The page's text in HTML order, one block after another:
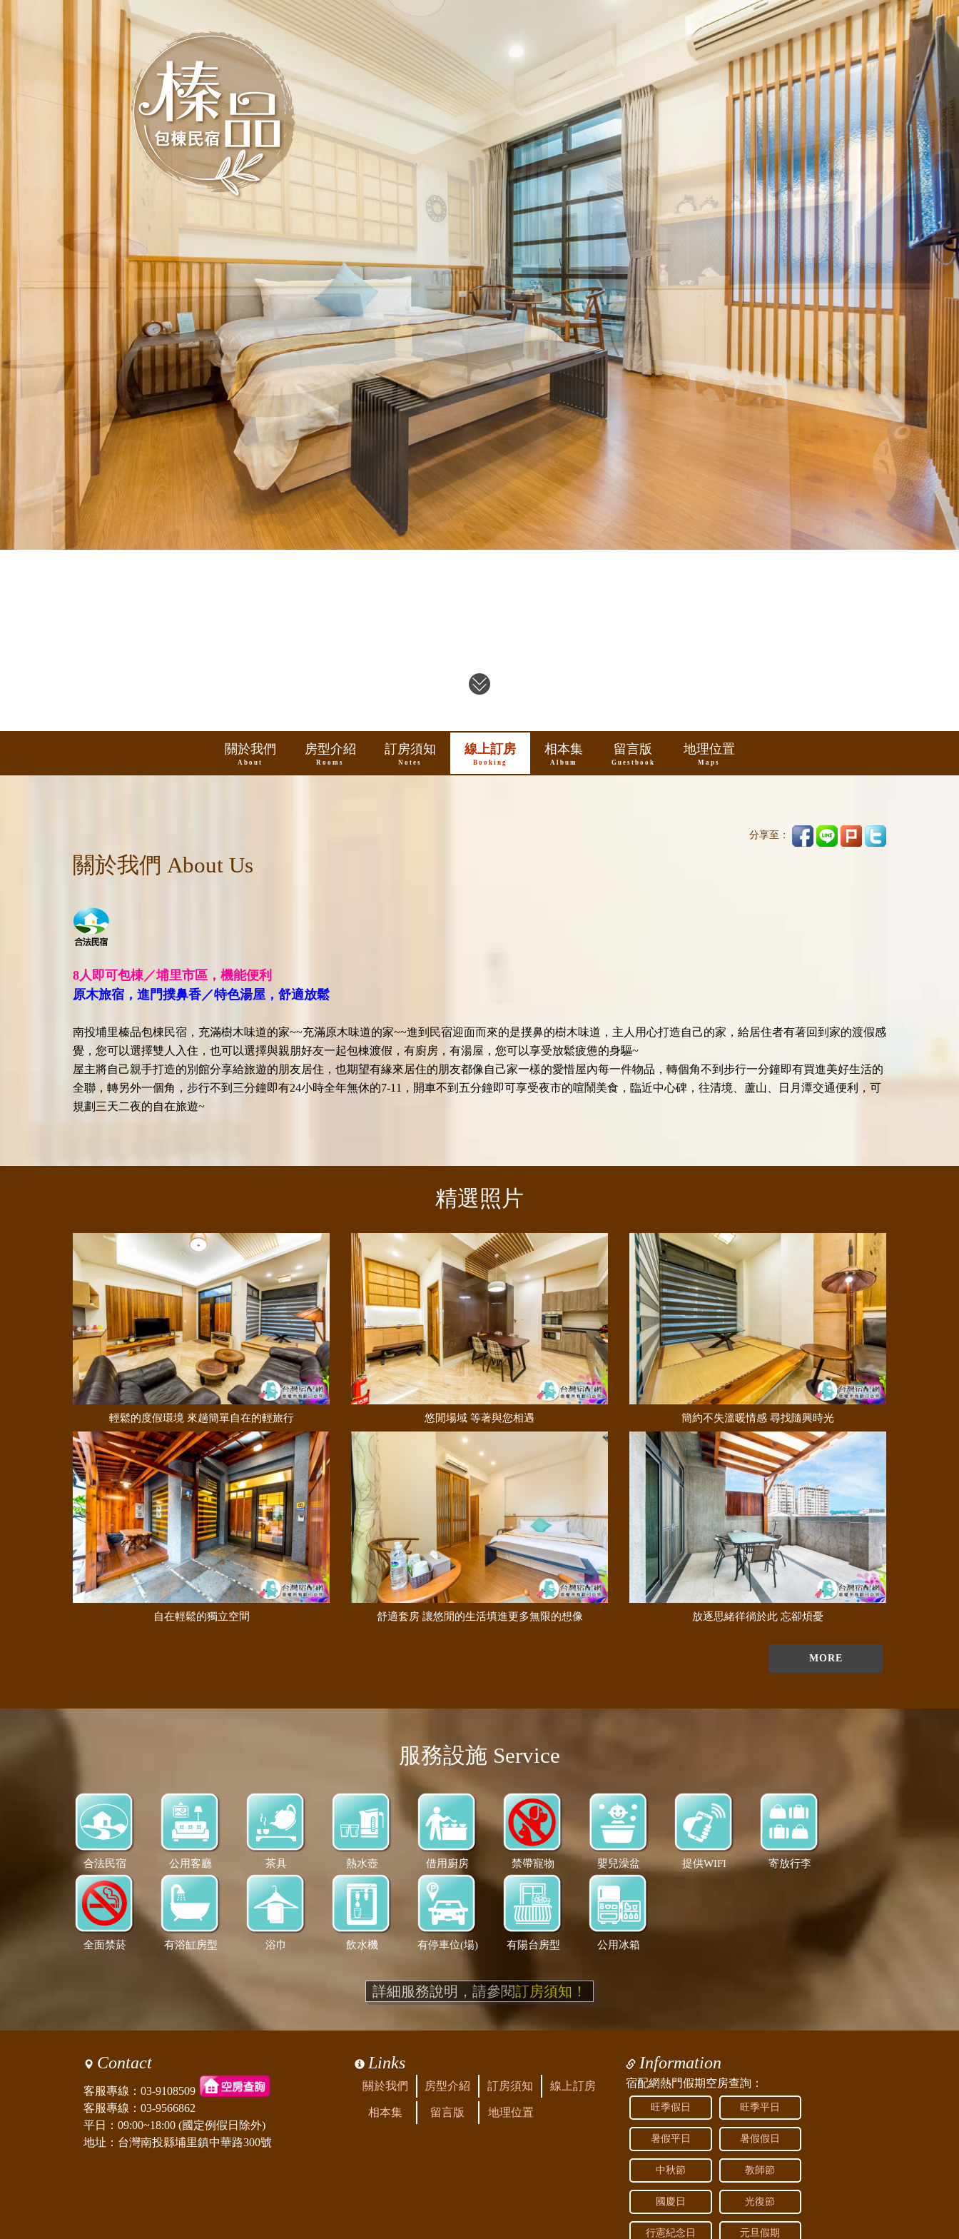
關於我們
About
房型介紹
Rooms
訂房須知
Notes
線上訂房
Booking
相本集
Album
留言版
Guestbook
地理位置
Maps
分享至：
關於我們 About Us
8人即可包棟／埔里市區，機能便利
原木旅宿，進門撲鼻香／特色湯屋，舒適放鬆
南投埔里榛品包棟民宿，充滿樹木味道的家~~充滿原木味道的家~~進到民宿迎面而來的是撲鼻的樹木味道，主人用心打造自己的家，給居住者有著回到家的渡假感
覺，您可以選擇雙人入住，也可以選擇與親朋好友一起包棟渡假，有廚房，有湯屋，您可以享受放鬆疲憊的身驅~
屋主將自己親手打造的別館分享給旅遊的朋友居住，也期望有緣來居住的朋友都像自己家一樣的愛惜屋內每一件物品，轉個角不到步行一分鐘即有買進美好生活的
全聯，轉另外一個角，步行不到三分鐘即有24小時全年無休的7-11，開車不到五分鐘即可享受夜市的喧鬧美食，臨近中心碑，往清境、蘆山、日月潭交通便利，可
規劃三天二夜的自在旅遊~
精選照片
輕鬆的度假環境 來趟簡單自在的輕旅行 悠閒場域 等著與您相遇 簡約不失溫暖情感 尋找隨興時光
自在輕鬆的獨立空間 舒適套房 讓悠閒的生活填進更多無限的想像 放逐思緒徉徜於此 忘卻煩憂
MORE
服務設施 Service
合法民宿 公用客廳 茶具 熱水壺 借用廚房 禁帶寵物 嬰兒澡盆 提供WIFI 寄放行李
全面禁菸 有浴缸房型 浴巾 飲水機 有停車位(場) 有陽台房型 公用冰箱
詳細服務說明，請參閱訂房須知！
Contact
客服專線： 03-9108509
客服專線： 03-9566862
平日：09:00~18:00 (國定例假日除外)
地址：台灣南投縣埔里鎮中華路300號
Links
關於我們 房型介紹 訂房須知 線上訂房
相本集 留言版 地理位置
Information
宿配網熱門假期空房查詢：
旺季假日 旺季平日
暑假平日 暑假假日
中秋節 教師節
國慶日 光復節
行憲紀念日 元旦假期